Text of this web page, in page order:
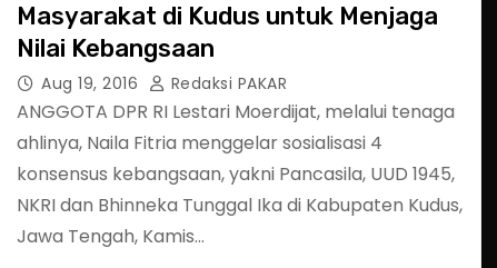
Masyarakat di Kudus untuk Menjaga
Nilai Kebangsaan
Aug 19, 2016 Redaksi PAKAR
ANGGOTA DPR RI Lestari Moerdijat, melalui tenaga
ahlinya, Naila Fitria menggelar sosialisasi 4
konsensus kebangsaan, yakni Pancasila, UUD 1945,
NKRI dan Bhinneka Tunggal Ika di Kabupaten Kudus,
Jawa Tengah, Kamis…